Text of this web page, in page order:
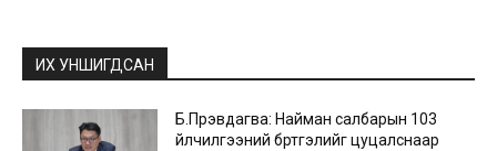
ИХ УНШИГДСАН
Б.Пүрэвдагва: Найман салбарын 103
үйлчилгээний бүртгэлийг цуцалснаар